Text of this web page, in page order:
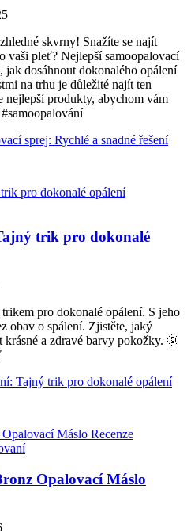
skvrny! Snažíte se najít
vaši pleť? Nejlepší samoopalovací
jak dosáhnout dokonalého opálení
na trhu je důležité najít ten
nejlepší produkty, abychom vám
sprej: Rychlé a snadné řešení
trik pro dokonalé
pro dokonalé opálení. S jeho
obav o spálení. Zjistěte, jaký
a zdravé barvy pokožky. 🌞
Tajný trik pro dokonalé opálení
Opalovací Máslo